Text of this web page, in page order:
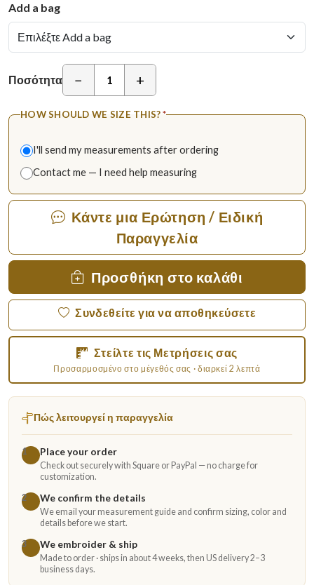
Add a bag
Ποσότητα − +
HOW SHOULD WE SIZE THIS?*
I'll send my measurements after ordering
Contact me — I need help measuring
Κάντε μια Ερώτηση / Ειδική
Παραγγελία
Προσθήκη στο καλάθι
Συνδεθείτε για να αποθηκεύσετε
Στείλτε τις Μετρήσεις σας
Προσαρμοσμένο στο μέγεθός σας · διαρκεί 2 λεπτά
Πώς λειτουργεί η παραγγελία
1 Place your order
Check out securely with Square or PayPal — no charge for
customization.
2
We confirm the details
We email your measurement guide and confirm sizing, color and
details before we start.
3
We embroider & ship
Made to order · ships in about 4 weeks, then US delivery 2–3
business days.